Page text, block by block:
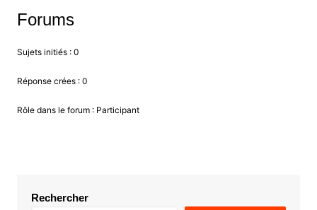
Forums
Sujets initiés : 0
Réponse crées : 0
Rôle dans le forum : Participant
Rechercher